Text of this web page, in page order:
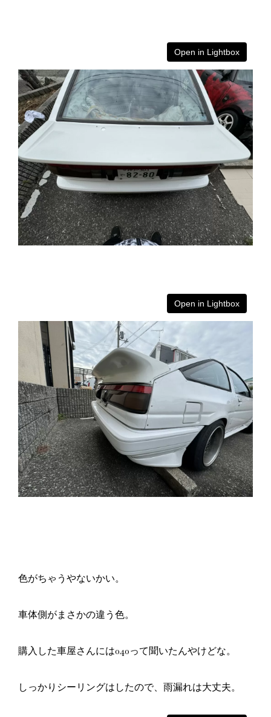
Open in Lightbox
Open in Lightbox
色がちゃうやないかい。
車体側がまさかの違う色。
購入した車屋さんには040って聞いたんやけどな。
しっかりシーリングはしたので、雨漏れは大丈夫。